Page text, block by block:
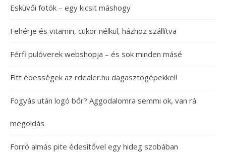
Esküvői fotók – egy kicsit máshogy
Fehérje és vitamin, cukor nélkül, házhoz szállítva
Férfi pulóverek webshopja – és sok minden másé
Fitt édességek az rdealer.hu dagasztógépekkel!
Fogyás után logó bőr? Aggodalomra semmi ok, van rá
megoldás
Forró almás pite édesítővel egy hideg szobában